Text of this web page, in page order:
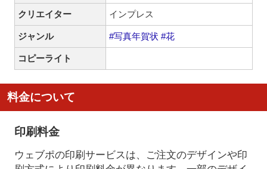
クリエイター インプレス
ジャンル #写真年賀状 #花
コピーライト
料金について
印刷料金
ウェブポの印刷サービスは、ご注文のデザインや印